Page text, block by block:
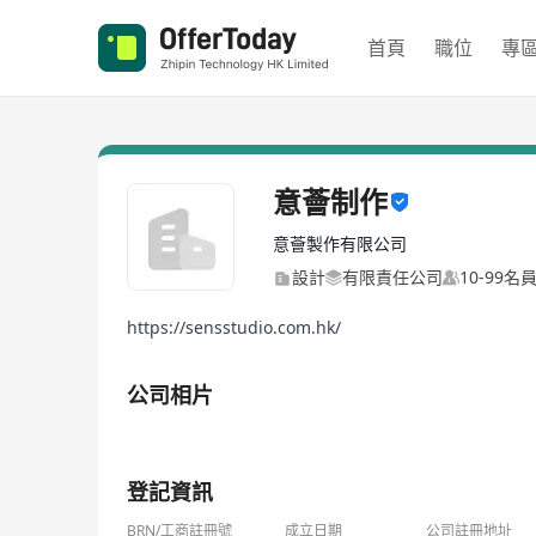
首頁 職位 專
意薈制作
意薈製作有限公司
設計
有限責任公司 10-99名
https://sensstudio.com.hk/
公司相片
登記資訊
BRN/工商註冊號 成立日期 公司註冊地址